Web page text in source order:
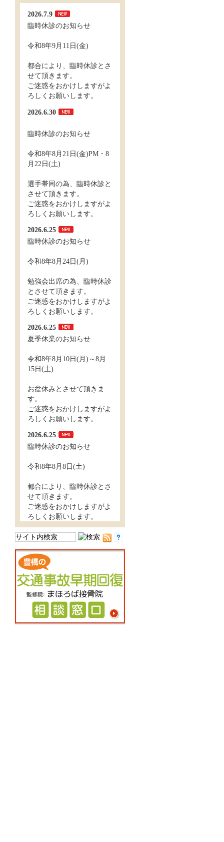
2026.7.9
臨時休診のお知らせ
令和8年9月11日(金)
都合により、臨時休診とさ
せて頂きます。
ご迷惑をおかけしますがよ
ろしくお願いします。
2026.6.30
臨時休診のお知らせ
令和8年8月21日(金)PM・8
月22日(土)
選手帯同の為、臨時休診と
させて頂きます。
ご迷惑をおかけしますがよ
ろしくお願いします。
2026.6.25
臨時休診のお知らせ
令和8年8月24日(月)
勉強会出席の為、臨時休診
とさせて頂きます。
ご迷惑をおかけしますがよ
ろしくお願いします。
2026.6.25
夏季休業のお知らせ
令和8年8月10日(月)～8月
15日(土)
お盆休みとさせて頂きま
す。
ご迷惑をおかけしますがよ
ろしくお願いします。
2026.6.25
臨時休診のお知らせ
令和8年8月8日(土)
都合により、臨時休診とさ
せて頂きます。
ご迷惑をおかけしますがよ
ろしくお願いします。